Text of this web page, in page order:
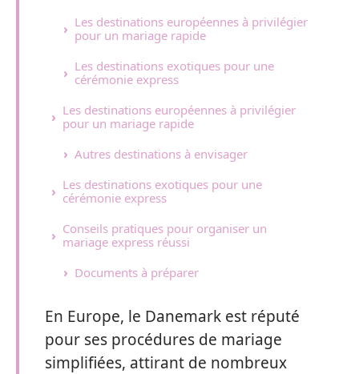
Les destinations européennes à privilégier
pour un mariage rapide
Les destinations exotiques pour une
cérémonie express
Les destinations européennes à privilégier
pour un mariage rapide
Autres destinations à envisager
Les destinations exotiques pour une
cérémonie express
Conseils pratiques pour organiser un
mariage express réussi
Documents à préparer
En Europe, le Danemark est réputé
pour ses procédures de mariage
simplifiées, attirant de nombreux